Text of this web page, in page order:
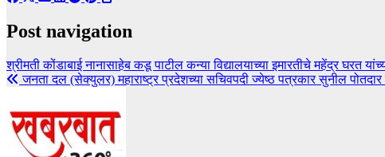
Post navigation
श्रीमती कोंडाबाई नानासाहेब कडू पाटील कन्या विद्यालयाच्या इमारतीचे महेंद्र घरत
जनता दल (सेक्युलर) महाराष्ट्र प्रदेशच्या सचिवपदी ज्येष्ठ पत्रकार सुनील पोतदार